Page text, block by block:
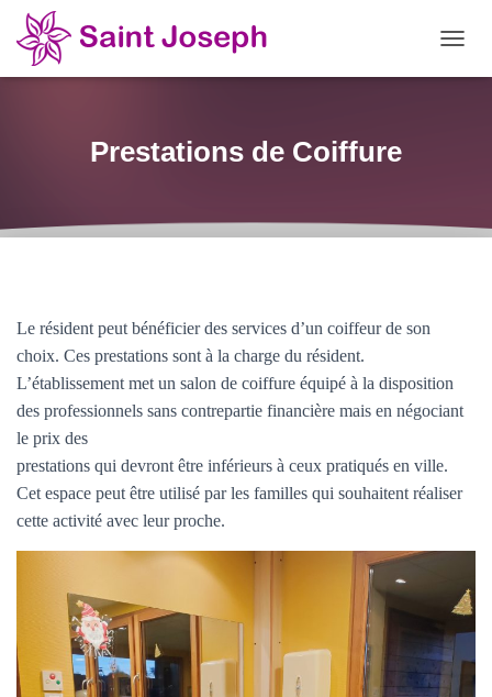
Prestations de Coiffure
Le résident peut bénéficier des services d’un coiffeur de son
choix. Ces prestations sont à la charge du résident.
L’établissement met un salon de coiffure équipé à la disposition
des professionnels sans contrepartie financière mais en négociant
le prix des
prestations qui devront être inférieurs à ceux pratiqués en ville.
Cet espace peut être utilisé par les familles qui souhaitent réaliser
cette activité avec leur proche.